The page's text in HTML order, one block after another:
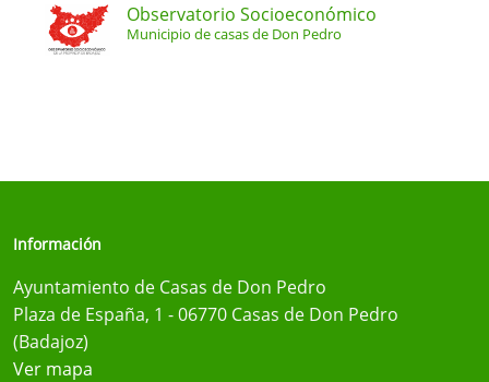
Observatorio Socioeconómico
Municipio de casas de Don Pedro
Información
Ayuntamiento de Casas de Don Pedro
Plaza de España, 1 - 06770 Casas de Don Pedro
(Badajoz)
Ver mapa